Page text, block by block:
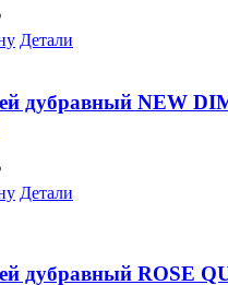
Детали
дубравный NEW
Детали
дубравный ROSE